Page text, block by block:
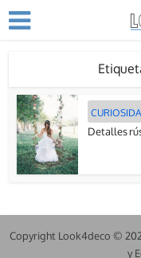
Detalles
Copyright Look4deco ©
y